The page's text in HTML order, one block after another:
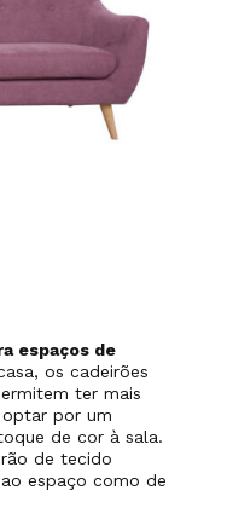
espaços de
os cadeirões
ter mais
por um
de cor à sala.
de tecido
espaço como de